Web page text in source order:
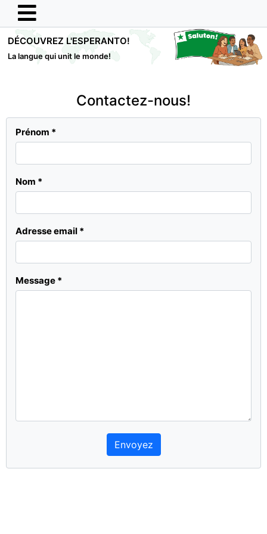
DÉCOUVREZ L'ESPERANTO!
La langue qui unit le monde!
Contactez-nous!
Prénom *
Nom *
Adresse email *
Message *
Envoyez